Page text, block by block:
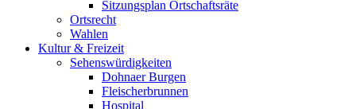
Sitzungsplan Ortschaftsräte
Ortsrecht
Wahlen
Kultur & Freizeit
Sehenswürdigkeiten
Dohnaer Burgen
Fleischerbrunnen
Hospital